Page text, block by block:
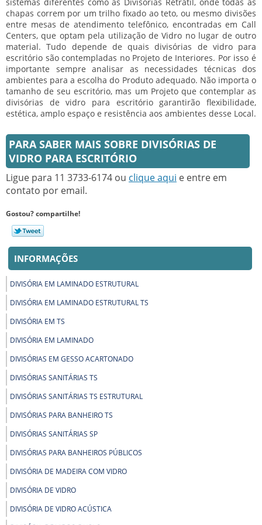
chapas correm por um trilho fixado ao teto, ou mesmo divisões
entre mesas de atendimento telefônico, encontradas em Call
Centers, que optam pela utilização de Vidro no lugar de outro
material. Tudo depende de quaisdivisórias de vidro para
escritório são contempladas no Projeto de Interiores. Por isso é
importante sempre analisar as necessidades técnicas dos
ambientes para a escolha do Produto adequado. Não importa o
tamanho de seu escritório, mas um Projeto que contemplar as
divisórias de vidro para escritóriogarantirão flexibilidade,
estética, amplo espaço e resistência aos ambientes desse Local.
PARA SABER MAIS SOBRE DIVISÓRIAS DE
VIDRO PARA ESCRITÓRIO
Ligue para 11 3733-6174 ou clique aqui e entre em
contato por email.
Gostou? compartilhe!
INFORMAÇÕES
DIVISÓRIA EM LAMINADO ESTRUTURAL
DIVISÓRIA EM LAMINADO ESTRUTURAL TS
DIVISÓRIA EM TS
DIVISÓRIA EM LAMINADO
DIVISÓRIAS EM GESSO ACARTONADO
DIVISÓRIAS SANITÁRIAS TS
DIVISÓRIAS SANITÁRIAS TS ESTRUTURAL
DIVISÓRIAS PARA BANHEIRO TS
DIVISÓRIAS SANITÁRIAS SP
DIVISÓRIAS PARA BANHEIROS PÚBLICOS
DIVISÓRIA DE MADEIRA COM VIDRO
DIVISÓRIA DE VIDRO
DIVISÓRIA DE VIDRO ACÚSTICA